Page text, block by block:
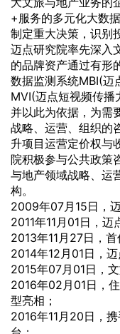
+服务的多元化大数
制定重大决策，识别
迈点研究院率先深入
的品牌资产通过有形
数据监测系统MBI(迈
MVI(迈点短视频传播
并以此为依据，为需
战略、运营、组织的
升项目运营定价权与
院积极参与公共政策
与地产领域战略、运
构。
2009年07月15日，
2011年11月01日，迈
2013年11月27日，
2014年12月01日，
2015年07月01日，
2016年02月01日，
型亮相；
2016年11月20日，